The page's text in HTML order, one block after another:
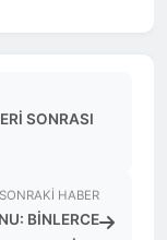
SONRASI
SONRAKI HABER
BİNLERCE